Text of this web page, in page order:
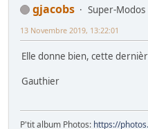
gjacobs
Super-Modos
13 Novembre 2019, 13:22:01
Elle donne bien, cette
Gauthier
P'tit album Photos: https://